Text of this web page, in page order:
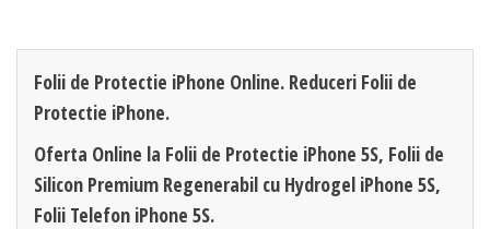
Folii de Protectie iPhone Online. Reduceri Folii de
Protectie iPhone.
Oferta Online la Folii de Protectie iPhone 5S, Folii de
Silicon Premium Regenerabil cu Hydrogel iPhone 5S,
Folii Telefon iPhone 5S.